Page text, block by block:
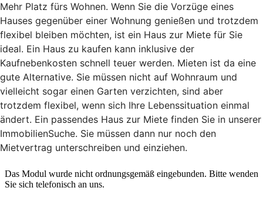
Mehr Platz fürs Wohnen. Wenn Sie die Vorzüge eines
Hauses gegenüber einer Wohnung genießen und trotzdem
flexibel bleiben möchten, ist ein Haus zur Miete für Sie
ideal. Ein Haus zu kaufen kann inklusive der
Kaufnebenkosten schnell teuer werden. Mieten ist da eine
gute Alternative. Sie müssen nicht auf Wohnraum und
vielleicht sogar einen Garten verzichten, sind aber
trotzdem flexibel, wenn sich Ihre Lebenssituation einmal
ändert. Ein passendes Haus zur Miete finden Sie in unserer
ImmobilienSuche. Sie müssen dann nur noch den
Mietvertrag unterschreiben und einziehen.